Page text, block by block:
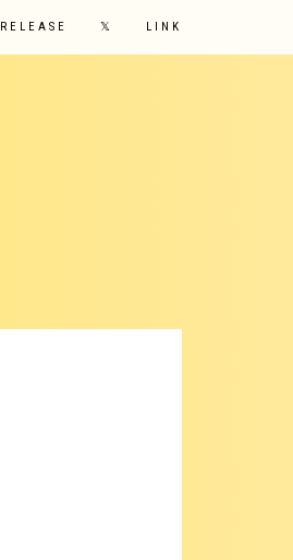
RELEASE 𝕏 LINK